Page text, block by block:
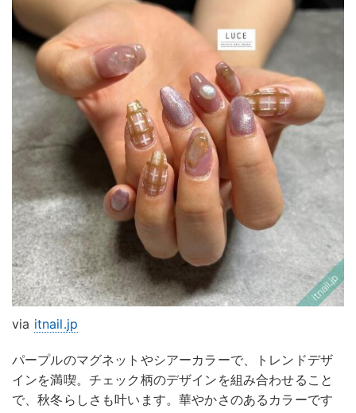
via itnail.jp
パープルのマグネットやシアーカラーで、トレンドデザ
インを満喫。チェック柄のデザインを組み合わせること
で、秋冬らしさも叶います。華やかさのあるカラーです